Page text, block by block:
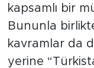
kapsamlı bir
Bununla
kavramlar da
yerine